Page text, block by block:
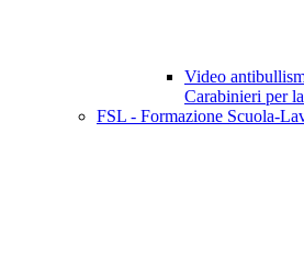
Video
Carabinieri per
FSL - Formazione Scuola-